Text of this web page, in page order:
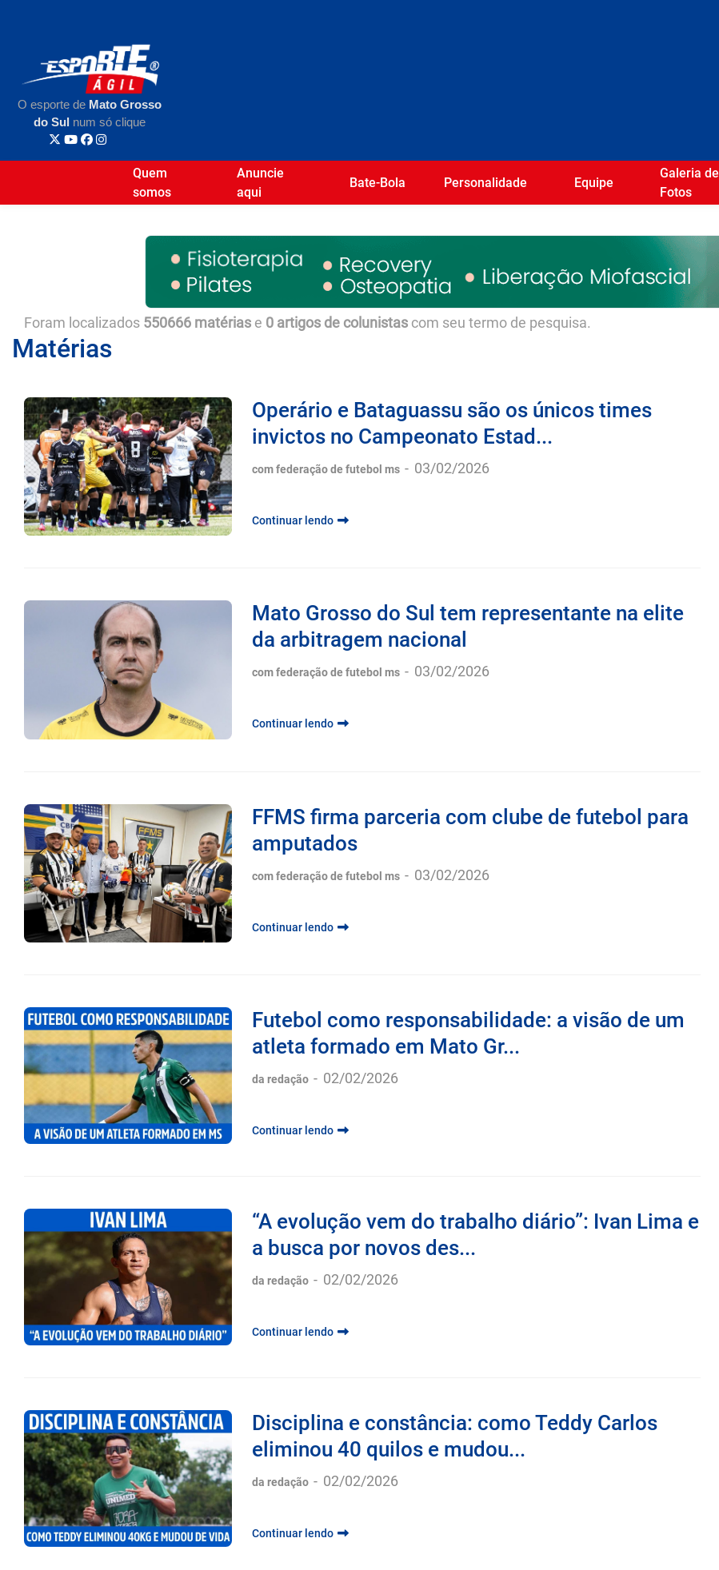
O esporte de Mato Grosso
do Sul num só clique
Quem
somos
Anuncie
aqui
Bate-Bola Personalidade Equipe
Galeria de
Fotos
Foram localizados 550666 matérias e 0 artigos de colunistas com seu termo de pesquisa.
Matérias
Operário e Bataguassu são os únicos times
invictos no Campeonato Estad...
com federação de futebol ms 03/02/2026
Continuar lendo
Mato Grosso do Sul tem representante na elite
da arbitragem nacional
com federação de futebol ms 03/02/2026
Continuar lendo
FFMS firma parceria com clube de futebol para
amputados
com federação de futebol ms 03/02/2026
Continuar lendo
Futebol como responsabilidade: a visão de um
atleta formado em Mato Gr...
da redação 02/02/2026
Continuar lendo
“A evolução vem do trabalho diário”: Ivan Lima e
a busca por novos des...
da redação 02/02/2026
Continuar lendo
Disciplina e constância: como Teddy Carlos
eliminou 40 quilos e mudou...
da redação 02/02/2026
Continuar lendo